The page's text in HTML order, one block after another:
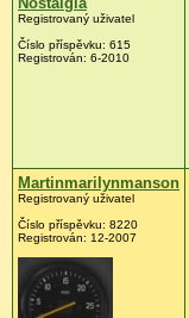
Registrovaný uživatel
Číslo příspěvku: 615
Registrován: 6-2010
Martinmarilynmanson
Registrovaný uživatel
Číslo příspěvku: 8220
Registrován: 12-2007